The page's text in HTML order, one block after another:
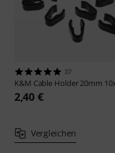
37
K&M Cable Holder 20mm
2,40 €
Vergleichen